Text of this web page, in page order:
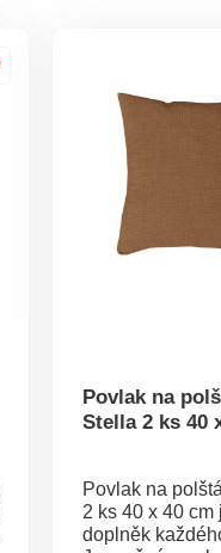
Povlak na
Stella 2 ks 40
Povlak na
2 ks 40 x 40 cm
doplněk